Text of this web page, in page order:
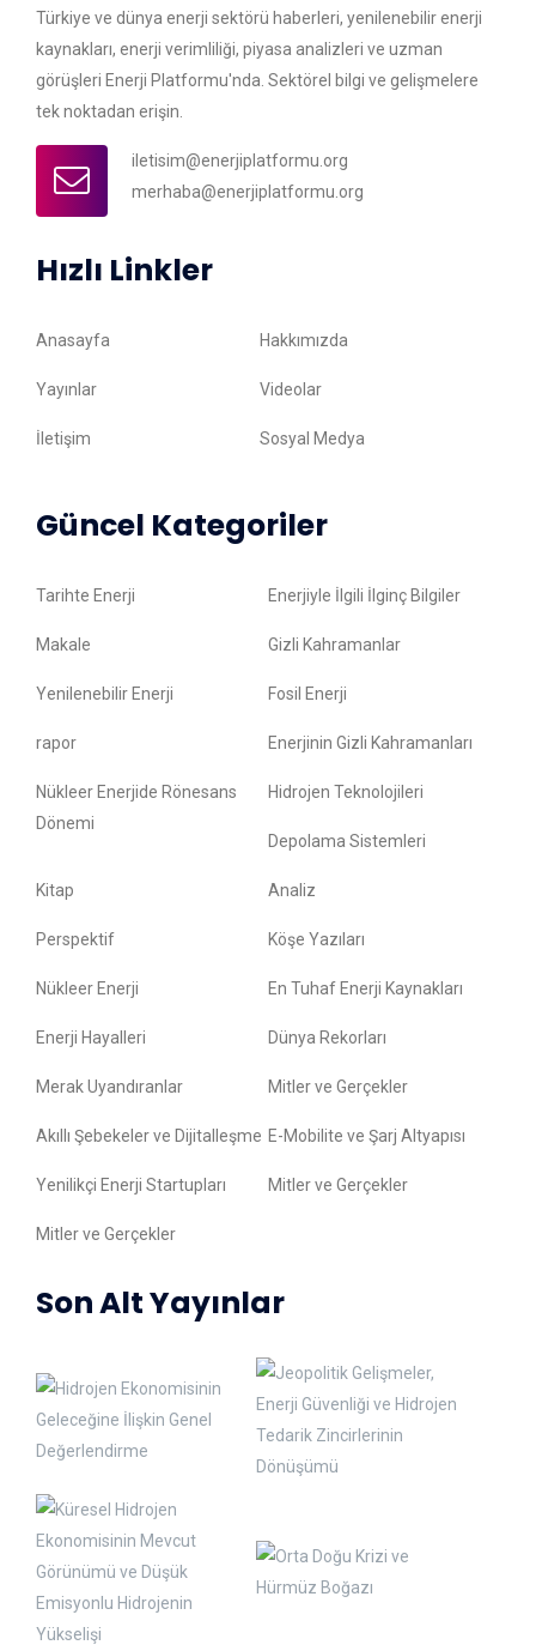
Türkiye ve dünya enerji sektörü haberleri, yenilenebilir enerji
kaynakları, enerji verimliliği, piyasa analizleri ve uzman
görüşleri Enerji Platformu'nda. Sektörel bilgi ve gelişmelere
tek noktadan erişin.
iletisim@enerjiplatformu.org
merhaba@enerjiplatformu.org
Hızlı Linkler
Anasayfa Hakkımızda
Yayınlar Videolar
İletişim Sosyal Medya
Güncel Kategoriler
Tarihte Enerji Enerjiyle İlgili İlginç Bilgiler
Makale Gizli Kahramanlar
Yenilenebilir Enerji Fosil Enerji
rapor Enerjinin Gizli Kahramanları
Nükleer Enerjide Rönesans
Dönemi
Hidrojen Teknolojileri
Depolama Sistemleri
Kitap Analiz
Perspektif Köşe Yazıları
Nükleer Enerji En Tuhaf Enerji Kaynakları
Enerji Hayalleri Dünya Rekorları
Merak Uyandıranlar Mitler ve Gerçekler
Akıllı Şebekeler ve Dijitalleşme E-Mobilite ve Şarj Altyapısı
Yenilikçi Enerji Startupları Mitler ve Gerçekler
Mitler ve Gerçekler
Son Alt Yayınlar